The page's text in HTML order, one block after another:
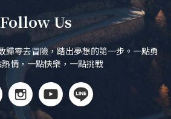
Follow Us
歸零去冒險，踏出夢想的第一步。一點勇
情，一點快樂，一點挑戰